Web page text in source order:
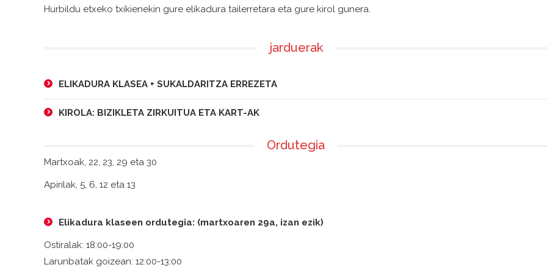
Hurbildu etxeko txikienekin gure elikadura tailerretara eta gure kirol gunera.
jarduerak
ELIKADURA KLASEA + SUKALDARITZA ERREZETA
KIROLA: BIZIKLETA ZIRKUITUA ETA KART-AK
Ordutegia
Martxoak, 22, 23, 29 eta 30
Apirilak, 5, 6, 12 eta 13
Elikadura klaseen ordutegia: (martxoaren 29a, izan ezik)
Ostiralak: 18:00-19:00
Larunbatak goizean: 12:00-13:00